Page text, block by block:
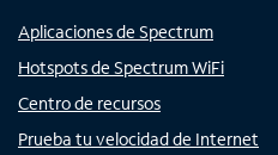
Aplicaciones de Spectrum
Hotspots de Spectrum WiFi
Centro de recursos
Prueba tu velocidad de Internet